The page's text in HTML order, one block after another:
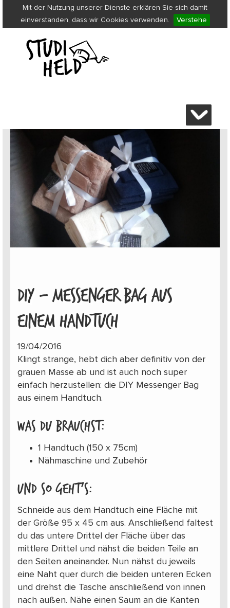
Mit der Nutzung unserer Dienste erklären Sie sich damit
einverstanden, dass wir Cookies verwenden.
Verstehe
DIY – MESSENGER BAG AUS
EINEM HANDTUCH
19/04/2016
Klingt strange, hebt dich aber definitiv von der
grauen Masse ab und ist auch noch super
einfach herzustellen: die DIY Messenger Bag
aus einem Handtuch.
Was du brauchst:
1 Handtuch (150 x 75cm)
Nähmaschine und Zubehör
Und so geht’s:
Schneide aus dem Handtuch eine Fläche mit
der Größe 95 x 45 cm aus. Anschließend faltest
du das untere Drittel der Fläche über das
mittlere Drittel und nähst die beiden Teile an
den Seiten aneinander. Nun nähst du jeweils
eine Naht quer durch die beiden unteren Ecken
und drehst die Tasche anschließend von innen
nach außen. Nähe einen Saum an die Kanten